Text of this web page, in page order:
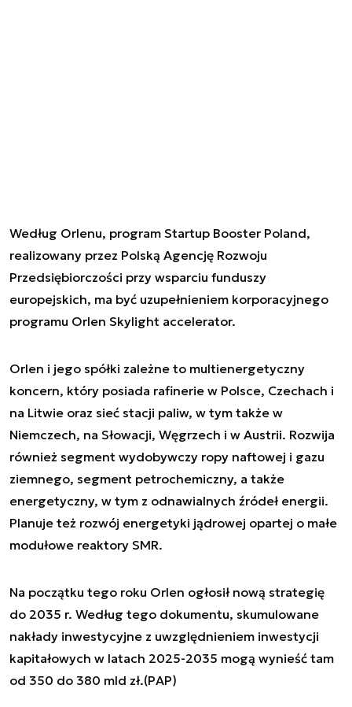
Według Orlenu, program Startup Booster Poland,
realizowany przez Polską Agencję Rozwoju
Przedsiębiorczości przy wsparciu funduszy
europejskich, ma być uzupełnieniem korporacyjnego
programu Orlen Skylight accelerator.
Orlen i jego spółki zależne to multienergetyczny
koncern, który posiada rafinerie w Polsce, Czechach i
na Litwie oraz sieć stacji paliw, w tym także w
Niemczech, na Słowacji, Węgrzech i w Austrii. Rozwija
również segment wydobywczy ropy naftowej i gazu
ziemnego, segment petrochemiczny, a także
energetyczny, w tym z odnawialnych źródeł energii.
Planuje też rozwój energetyki jądrowej opartej o małe
modułowe reaktory SMR.
Na początku tego roku Orlen ogłosił nową strategię
do 2035 r. Według tego dokumentu, skumulowane
nakłady inwestycyjne z uwzględnieniem inwestycji
kapitałowych w latach 2025-2035 mogą wynieść tam
od 350 do 380 mld zł.(PAP)